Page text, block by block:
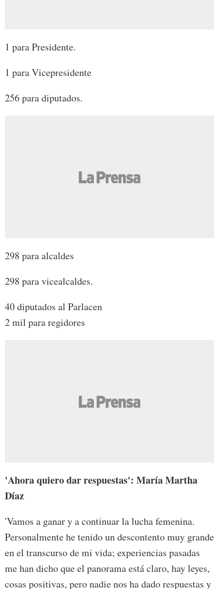
1 para Presidente.
1 para Vicepresidente
256 para diputados.
298 para alcaldes
298 para vicealcaldes.
40 diputados al Parlacen
2 mil para regidores
'Ahora quiero dar respuestas': María Martha
Díaz
'Vamos a ganar y a continuar la lucha femenina.
Personalmente he tenido un descontento muy grande
en el transcurso de mi vida; experiencias pasadas
me han dicho que el panorama está claro, hay leyes,
cosas positivas, pero nadie nos ha dado respuestas y